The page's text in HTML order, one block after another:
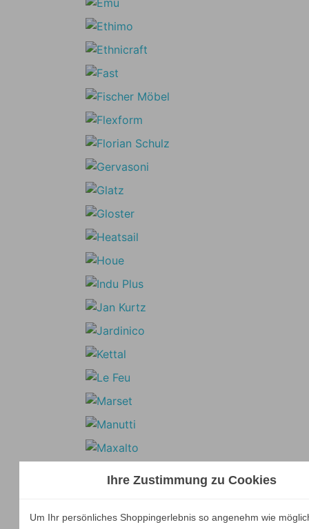
Ihre Zustimmung zu Cookies
Um Ihr persönliches Shoppingerlebnis so angenehm wie